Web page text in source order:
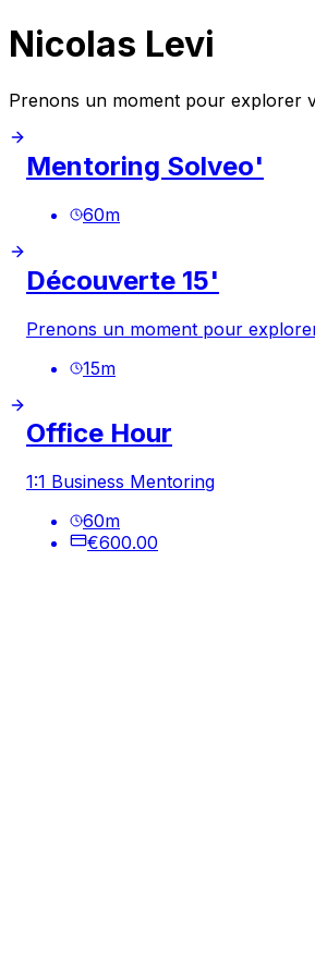
Nicolas Levi
Prenons un moment pour explorer
Mentoring Solveo'
60m
Découverte 15'
Prenons un moment pour
15m
Office Hour
1:1 Business Mentoring
60m
€600.00